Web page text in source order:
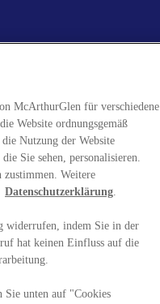
McArthurGlen für verschiedene
Website ordnungsgemäß
Nutzung der Website
Sie sehen, personalisieren.
zustimmen. Weitere
Datenschutzerklärung.
widerrufen, indem Sie in der
hat keinen Einfluss auf die
unten auf "Cookies